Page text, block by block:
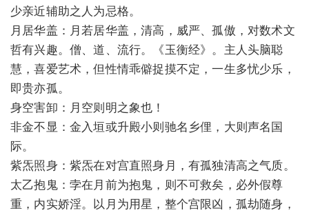
少亲近辅助之人为忌格。
月居华盖：月若居华盖，清高，威严、孤傲，对数术文
哲有兴趣。僧、道、流行。《玉衡经》。主人头脑聪
慧，喜爱艺术，但性情乖僻捉摸不定，一生多忧少乐，
即贵亦孤。
身空害卸：月空则明之象也！
非金不显：金入垣或升殿小则驰名乡俚，大则声名国
际。
紫炁照身：紫炁在对宫直照身月，有孤独清高之气质。
太乙抱鬼：孛在月前为抱鬼，则不可救矣，必外假尊
重，内实娇淫。以月为用星，整个宫限凶，孤劫随身，